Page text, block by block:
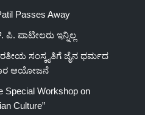
Passes Away
ಪಾಟೀಲರು ಇನ್ನಿಲ್ಲ
ಸಂಸ್ಕೃತಿಗೆ ಜೈನ ಧರ್ಮದ
ಆಯೋಜನೆ
Special Workshop on
Culture”